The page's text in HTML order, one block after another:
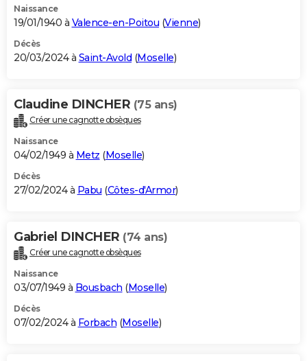
Naissance
19/01/1940 à Valence-en-Poitou (Vienne)
Décès
20/03/2024 à Saint-Avold (Moselle)
Claudine DINCHER (75 ans)
Créer une cagnotte obsèques
Naissance
04/02/1949 à Metz (Moselle)
Décès
27/02/2024 à Pabu (Côtes-d'Armor)
Gabriel DINCHER (74 ans)
Créer une cagnotte obsèques
Naissance
03/07/1949 à Bousbach (Moselle)
Décès
07/02/2024 à Forbach (Moselle)